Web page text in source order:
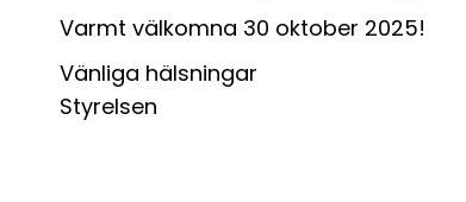
Varmt välkomna 30 oktober 2025!
Vänliga hälsningar
Styrelsen